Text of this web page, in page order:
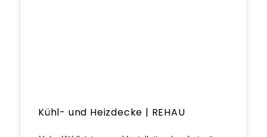
Kühl- und Heizdecke | REHAU